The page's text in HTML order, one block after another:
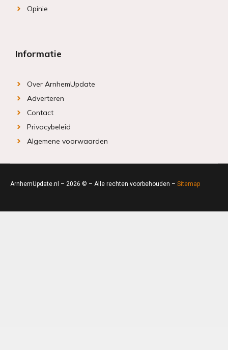
Opinie
Informatie
Over ArnhemUpdate
Adverteren
Contact
Privacybeleid
Algemene voorwaarden
ArnhemUpdate.nl – 2026 © – Alle rechten voorbehouden – Sitemap